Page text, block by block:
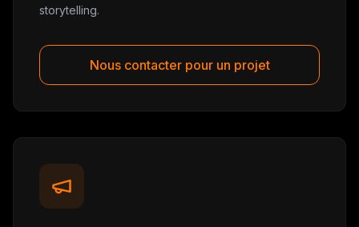
storytelling.
Nous contacter pour un projet